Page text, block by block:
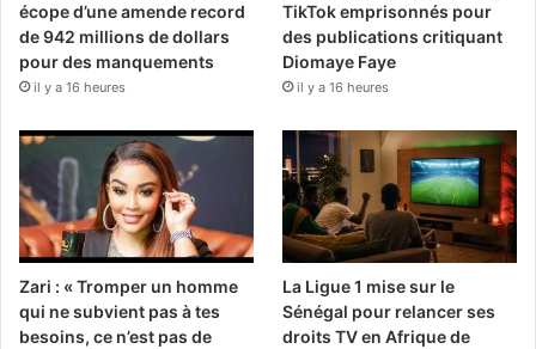
écope d’une amende record
de 942 millions de dollars
pour des manquements
il y a 16 heures
TikTok emprisonnés pour
des publications critiquant
Diomaye Faye
il y a 16 heures
Zari : « Tromper un homme
qui ne subvient pas à tes
besoins, ce n’est pas de
La Ligue 1 mise sur le
Sénégal pour relancer ses
droits TV en Afrique de